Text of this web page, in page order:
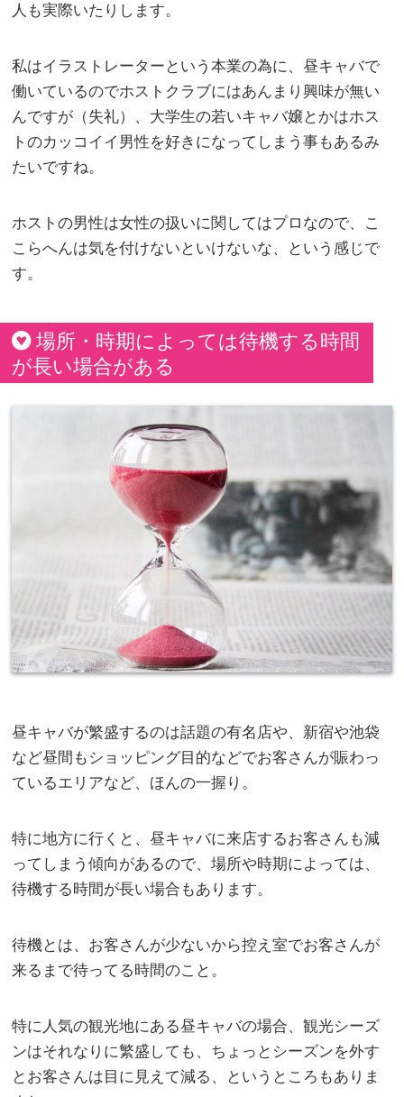
人も実際いたりします。
私はイラストレーターという本業の為に、昼キャバで
働いているのでホストクラブにはあんまり興味が無い
んですが（失礼）、大学生の若いキャバ嬢とかはホス
トのカッコイイ男性を好きになってしまう事もあるみ
たいですね。
ホストの男性は女性の扱いに関してはプロなので、こ
こらへんは気を付けないといけないな、という感じで
す。
場所・時期によっては待機する時間
が長い場合がある
昼キャバが繁盛するのは話題の有名店や、新宿や池袋
など昼間もショッピング目的などでお客さんが賑わっ
ているエリアなど、ほんの一握り。
特に地方に行くと、昼キャバに来店するお客さんも減
ってしまう傾向があるので、場所や時期によっては、
待機する時間が長い場合もあります。
待機とは、お客さんが少ないから控え室でお客さんが
来るまで待ってる時間のこと。
特に人気の観光地にある昼キャバの場合、観光シーズ
ンはそれなりに繁盛しても、ちょっとシーズンを外す
とお客さんは目に見えて減る、というところもありま